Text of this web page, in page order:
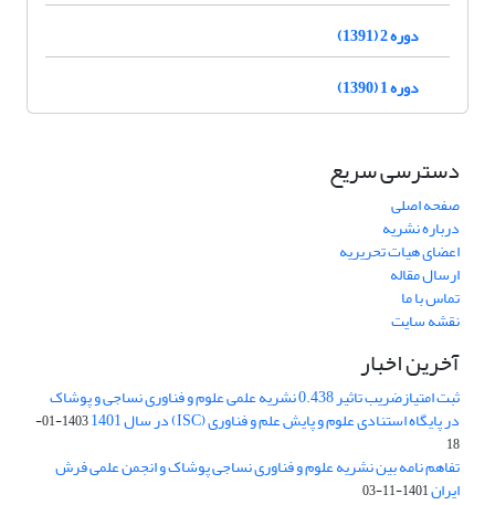
دوره 2 (1391)
دوره 1 (1390)
دسترسی سریع
صفحه اصلی
درباره نشریه
اعضای هیات تحریریه
ارسال مقاله
تماس با ما
نقشه سایت
آخرین اخبار
ثبت امتیازضریب تاثیر 0.438 نشریه علمی علوم و فناوری نساجی و پوشاک
در پایگاه استنادی علوم و پایش علم و فناوری (ISC) در سال 1401
1403-01-
18
تفاهم نامه بین نشریه علوم و فناوری نساجی پوشاک و انجمن علمی فرش
ایران1401-11-03